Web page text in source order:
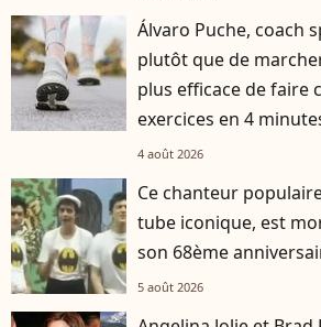
Álvaro Puche, coach
plutôt que de
plus efficace de faire
exercices en 4
4 août 2026
Ce chanteur
tube iconique, est
son 68ème
5 août 2026